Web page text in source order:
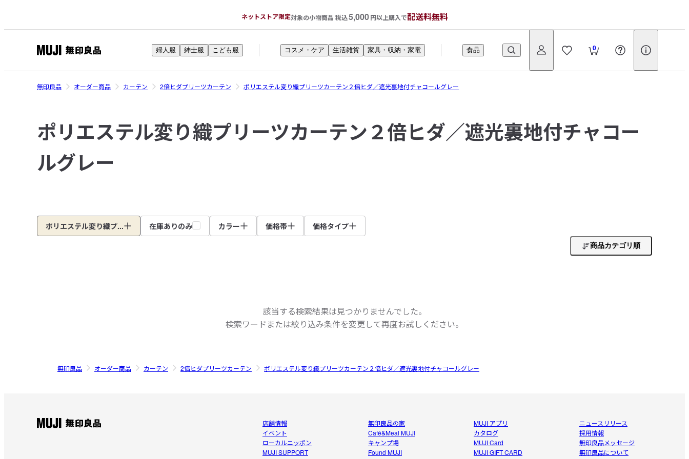
ネットストア限定対象の小物商品 税込5,000円以上購入で配送料無料
印
良
ッ
ト
ト
0
婦人服 紳士服 こども服 コスメ・ケア 生活雑貨 家具・収納・家電 食品
無印良品 オーダー商品 カーテン 2倍ヒダプリーツカーテン ポリエステル変り織プリーツカーテン２倍ヒダ／遮光裏地付チャコールグレー
ポリエステル変り織プリーツカーテン２倍ヒダ／遮光裏地付チャコー
ルグレー
ポリエステル変り織プ... 在庫ありのみ カラー 価格帯 価格タイプ
商品カテゴリ順
該当する検索結果は見つかりませんでした。
検索ワードまたは絞り込み条件を変更して再度お試しください。
無印良品 オーダー商品 カーテン 2倍ヒダプリーツカーテン ポリエステル変り織プリーツカーテン２倍ヒダ／遮光裏地付チャコールグレー
店舗情報
イベント
ローカルニッポン
MUJI SUPPORT
無印良品の家
Café&Meal MUJI
キャンプ場
Found MUJI
MUJI アプリ
カタログ
MUJI Card
MUJI GIFT CARD
ニュースリリース
採用情報
無印良品メッセージ
無印良品について